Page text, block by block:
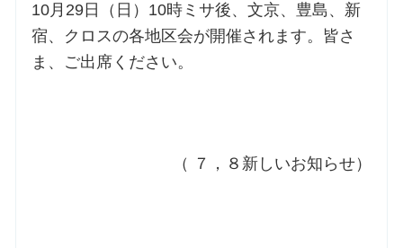
10月29日（日）10時ミサ後、文京、豊島、新
宿、クロスの各地区会が開催されます。皆さ
ま、ご出席ください。
（ ７，８新しいお知らせ）